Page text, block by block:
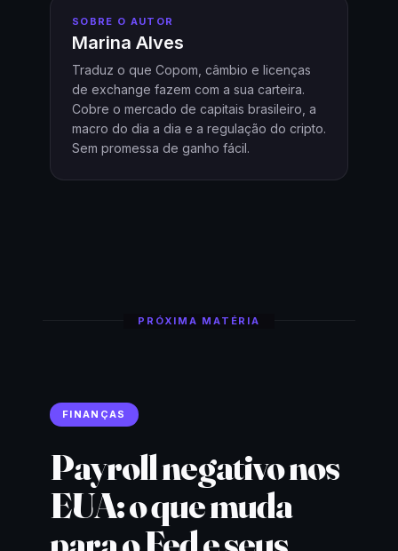
SOBRE O AUTOR
Marina Alves
Traduz o que Copom, câmbio e licenças
de exchange fazem com a sua carteira.
Cobre o mercado de capitais brasileiro, a
macro do dia a dia e a regulação do cripto.
Sem promessa de ganho fácil.
PRÓXIMA MATÉRIA
FINANÇAS
Payroll negativo nos
EUA: o que muda